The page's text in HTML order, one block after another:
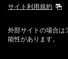
サイト利用規約
外部サイトの場合は
能性があります。